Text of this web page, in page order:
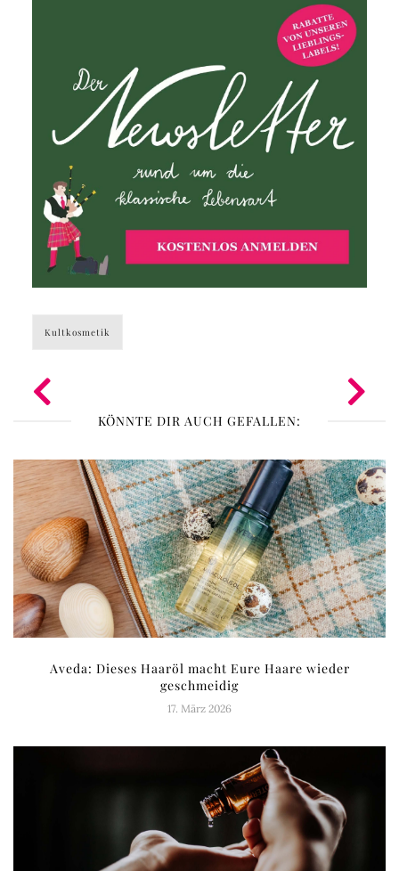
Kultkosmetik
KÖNNTE DIR AUCH GEFALLEN:
Aveda: Dieses Haaröl macht Eure Haare wieder
geschmeidig
17. März 2026